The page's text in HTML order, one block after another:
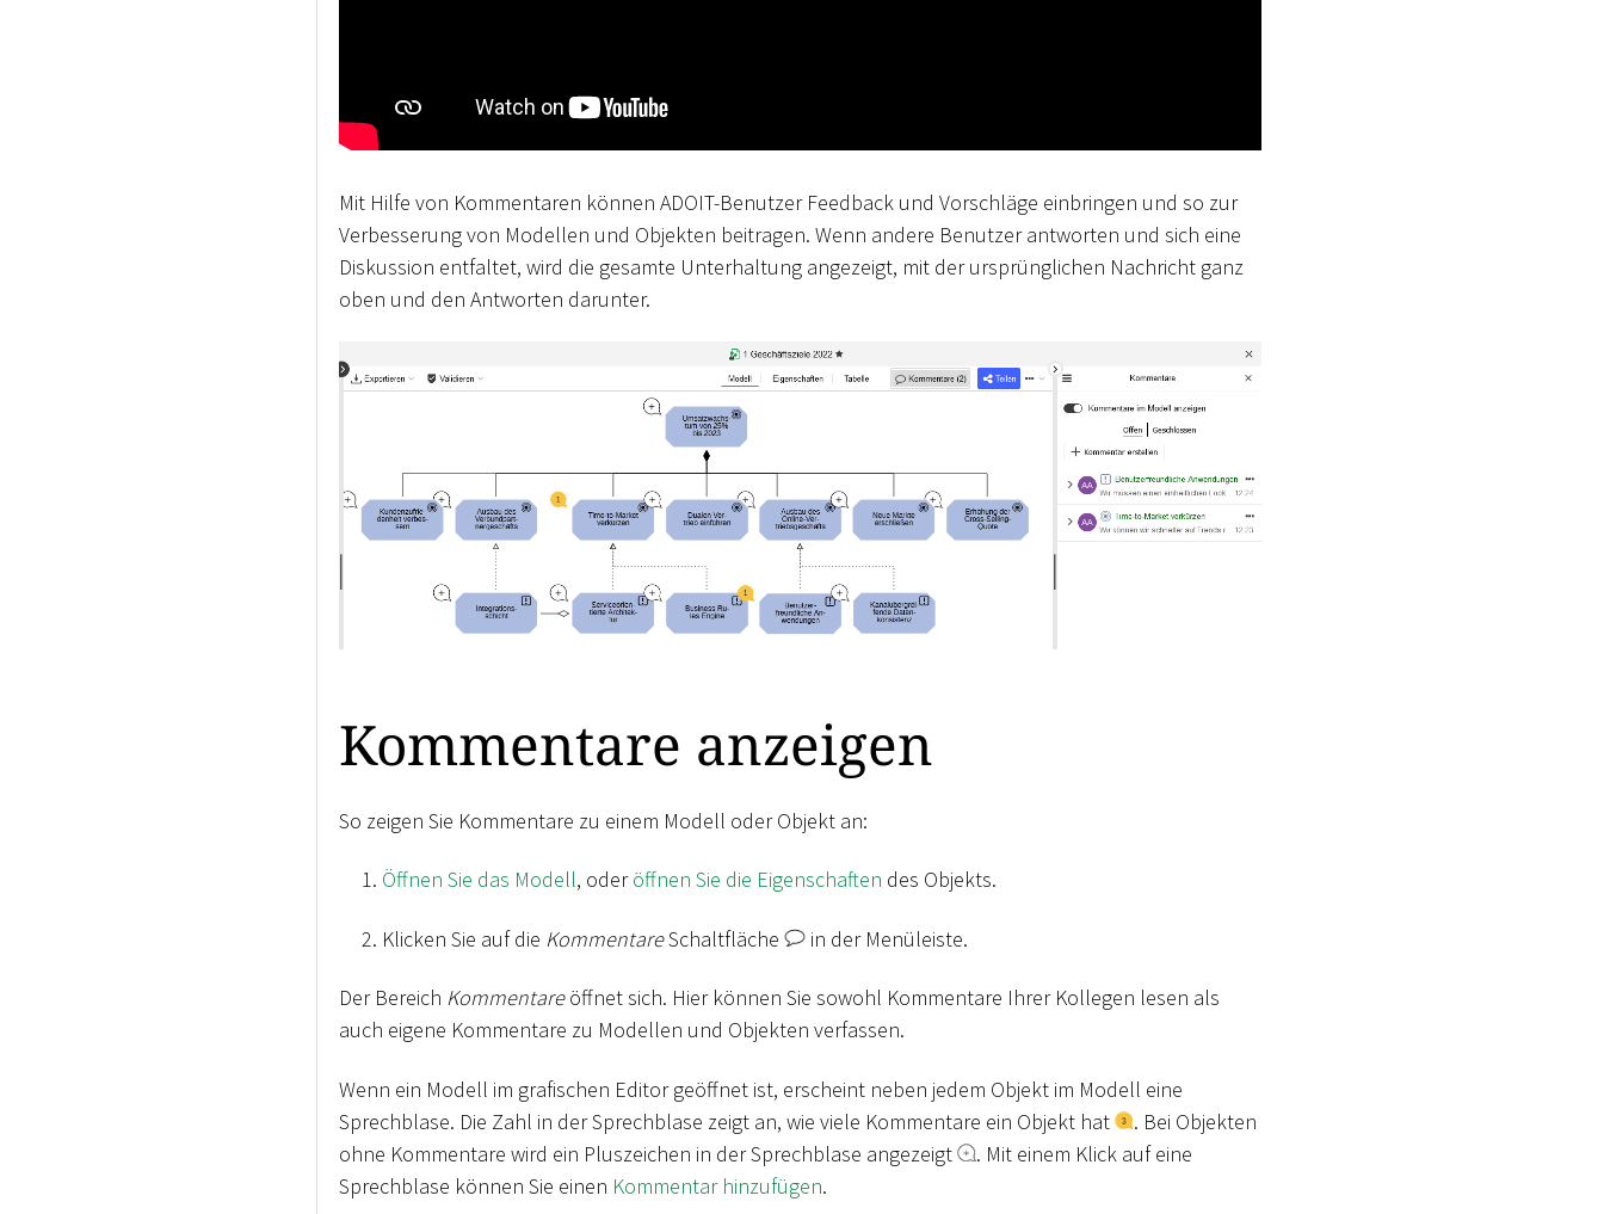
Mit Hilfe von Kommentaren können ADOIT-Benutzer Feedback und Vorschläge einbringen und so zur
Verbesserung von Modellen und Objekten beitragen. Wenn andere Benutzer antworten und sich eine
Diskussion entfaltet, wird die gesamte Unterhaltung angezeigt, mit der ursprünglichen Nachricht ganz
oben und den Antworten darunter.
Kommentare anzeigen
So zeigen Sie Kommentare zu einem Modell oder Objekt an:
Öffnen Sie das Modell, oderöffnen Sie die Eigenschaften des Objekts.
Klicken Sie auf die KommentareSchaltfläche in der Menüleiste.
Der Bereich Kommentareöffnet sich. Hier können Sie sowohl Kommentare Ihrer Kollegen lesen als
auch eigene Kommentare zu Modellen und Objekten verfassen.
Wenn ein Modell im grafischen Editor geöffnet ist, erscheint neben jedem Objekt im Modell eine
Sprechblase. Die Zahl in der Sprechblase zeigt an, wie viele Kommentare ein Objekt hat
. Bei Objekten
ohne Kommentare wird ein Pluszeichen in der Sprechblase angezeigt
. Mit einem Klick auf eine
Sprechblase können Sie einen Kommentar hinzufügen.